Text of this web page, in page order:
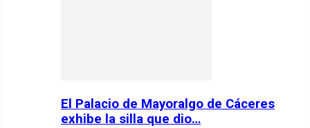
El Palacio de Mayoralgo de Cáceres
exhibe la silla que dio…